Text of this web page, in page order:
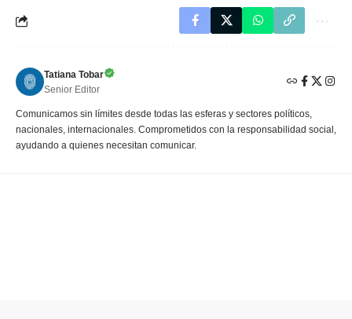
Tatiana Tobar
Senior Editor
Comunicamos sin límites desde todas las esferas y sectores políticos,
nacionales, internacionales. Comprometidos con la responsabilidad social,
ayudando a quienes necesitan comunicar.